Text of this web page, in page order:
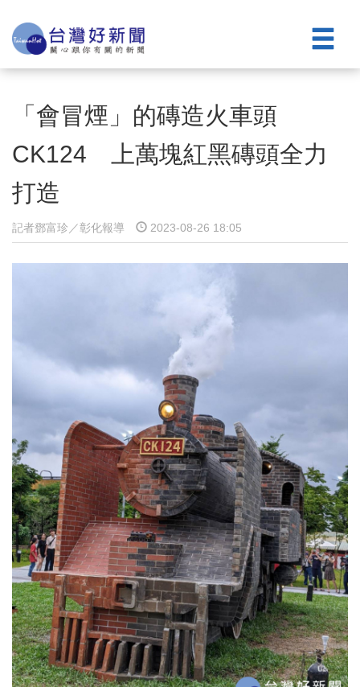
「會冒煙」的磚造火車頭
CK124 上萬塊紅黑磚頭全力
打造
記者鄧富珍／彰化報導 2023-08-26 18:05